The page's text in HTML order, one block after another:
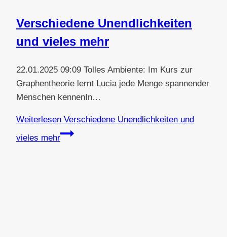
Verschiedene Unendlichkeiten
und vieles mehr
22.01.2025 09:09 Tolles Ambiente: Im Kurs zur
Graphentheorie lernt Lucia jede Menge spannender
Menschen kennenIn…
Weiterlesen Verschiedene Unendlichkeiten und
vieles mehr